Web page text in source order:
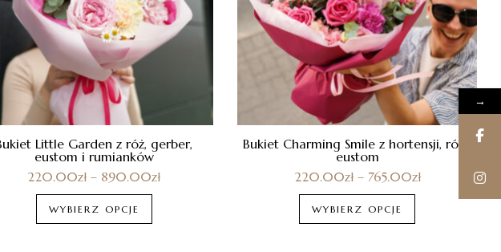
Little Garden z róż, gerber,
eustom i rumianków
220.00zł – 890.00zł
WYBIERZ OPCJE
Bukiet Charming Smile z hortensji, róż i
eustom
220.00zł– 765.00zł
WYBIERZ OPCJE
→